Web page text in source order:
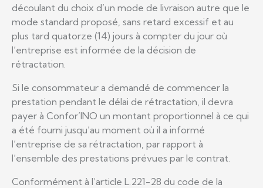
découlant du choix d’un mode de livraison autre que le
mode standard proposé, sans retard excessif et au
plus tard quatorze (14) jours à compter du jour où
l’entreprise est informée de la décision de
rétractation.
Si le consommateur a demandé de commencer la
prestation pendant le délai de rétractation, il devra
payer à Confor’INO un montant proportionnel à ce qui
a été fourni jusqu’au moment où il a informé
l’entreprise de sa rétractation, par rapport à
l’ensemble des prestations prévues par le contrat.
Conformément à l’article L.221-28 du code de la